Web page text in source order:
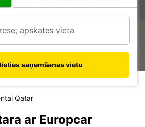
saņemšanas vietu
Qatar
ar Europcar